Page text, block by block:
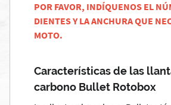
POR FAVOR, INDÍQUENOS EL
DIENTES Y LA ANCHURA QUE
MOTO.
Características de las
carbono Bullet Rotobox